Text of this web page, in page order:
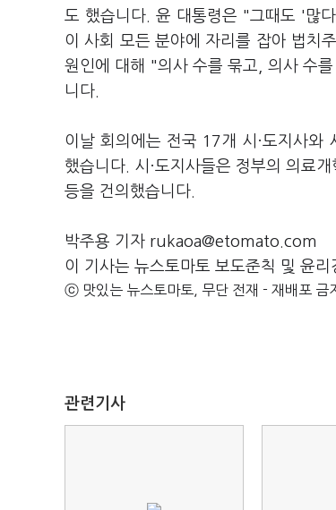
도 했습니다. 윤 대통령은 "그때도 '많
이 사회 모든 분야에 자리를 잡아 법치
원인에 대해 "의사 수를 묶고, 의사 수
니다.
이날 회의에는 전국 17개 시·도지사와
했습니다. 시·도지사들은 정부의 의료
등을 건의했습니다.
박주용 기자 rukaoa@etomato.com
이 기사는 뉴스토마토 보도준칙 및 윤
ⓒ 맛있는 뉴스토마토, 무단 전재 - 재배포 금
관련기사